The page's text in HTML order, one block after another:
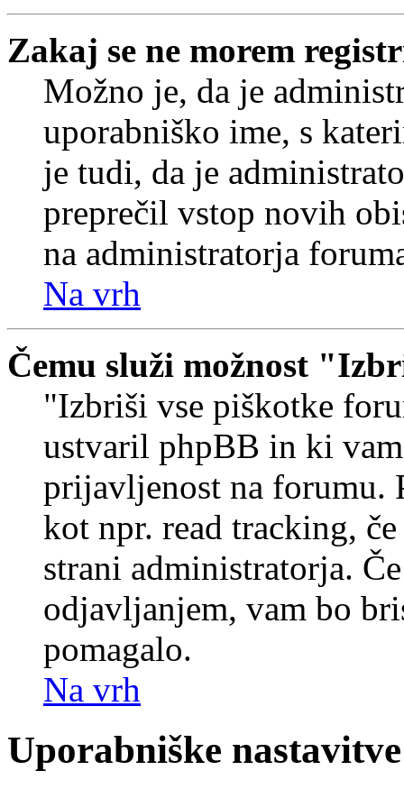
Zakaj se ne morem
Možno je, da je
uporabniško ime, s
je tudi, da je
preprečil vstop novih
na administratorja
Na vrh
Čemu služi možnost
"Izbriši vse piškotke
ustvaril phpBB in ki
prijavljenost na forumu.
kot npr. read tracking,
strani administratorja.
odjavljanjem, vam bo
pomagalo.
Na vrh
Uporabniške nastavitve